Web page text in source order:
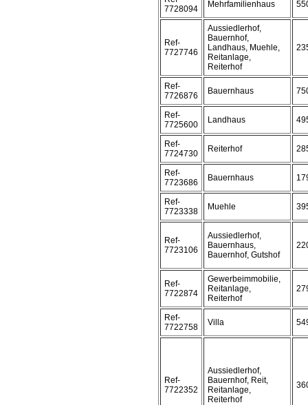
7728094
Mehrfamilienhaus
Ref-
7727746
Aussiedlerhof,
Bauernhof,
Landhaus, Muehle,
Reitanlage,
Reiterhof
Ref-
7726876
Bauernhaus
Ref-
7725600
Landhaus
Ref-
7724730
Reiterhof
Ref-
7723686
Bauernhaus
Ref-
7723338
Muehle
Ref-
7723106
Aussiedlerhof,
Bauernhaus,
Bauernhof, Gutshof
Ref-
7722874
Gewerbeimmobilie,
Reitanlage,
Reiterhof
Ref-
7722758
Villa
Ref-
7722352
Aussiedlerhof,
Bauernhof, Reit,
Reitanlage,
Reiterhof